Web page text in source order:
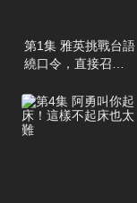
第1集 雅英挑戰台語
繞口令，直接召喚